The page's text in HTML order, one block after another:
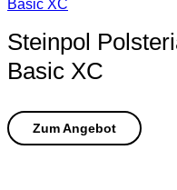
Steinpol
Basic XC